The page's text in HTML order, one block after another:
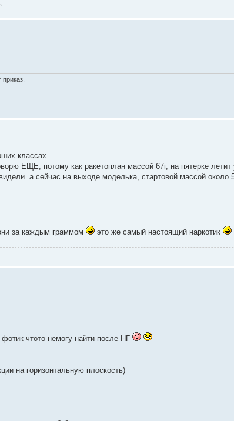
классах
ЕЩЕ, потому как ракетоплан массой 67г, на пятерке летит
а сейчас на выходе моделька, стартовой массой около
за каждым граммом это же самый настоящий наркотик
чтото немогу найти после НГ
на горизонтальную плоскость)